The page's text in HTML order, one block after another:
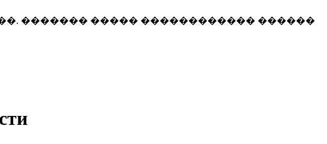
������� ����� ������������ ������